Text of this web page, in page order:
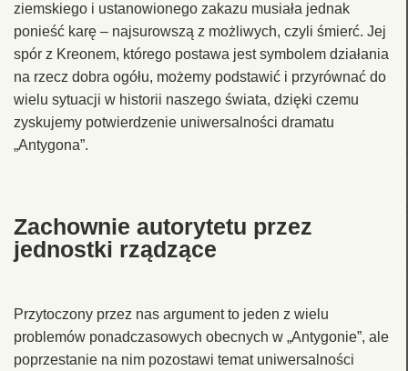
ziemskiego i ustanowionego zakazu musiała jednak
ponieść karę – najsurowszą z możliwych, czyli śmierć. Jej
spór z Kreonem, którego postawa jest symbolem działania
na rzecz dobra ogółu, możemy podstawić i przyrównać do
wielu sytuacji w historii naszego świata, dzięki czemu
zyskujemy potwierdzenie uniwersalności dramatu
„Antygona”.
Zachownie autorytetu przez
jednostki rządzące
Przytoczony przez nas argument to jeden z wielu
problemów ponadczasowych obecnych w „Antygonie”, ale
poprzestanie na nim pozostawi temat uniwersalności